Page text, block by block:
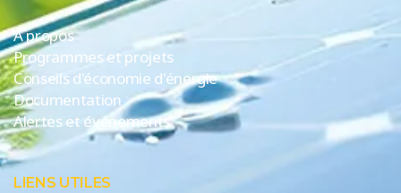
A propos
Programmes et projets
Conseils d'économie d'énergie
Documentation
Alertes et événements
LIENS UTILES